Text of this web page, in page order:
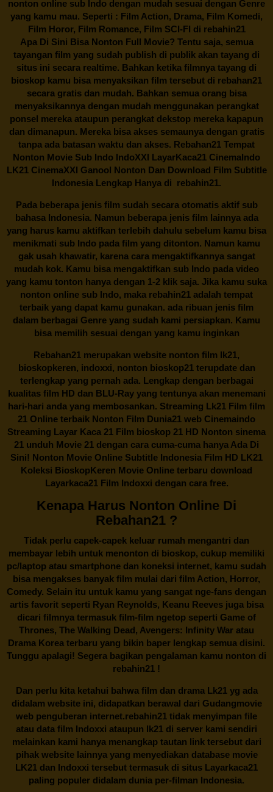
nonton online sub Indo dengan mudah sesuai dengan Genre
yang kamu mau. Seperti : Film Action, Drama, Film Komedi,
Film Horor, Film Romance, Film SCI-FI di rebahin21
Apa Di Sini Bisa Nonton Full Movie? Tentu saja, semua
tayangan film yang sudah publish di publik akan tayang di
situs ini secara realtime. Bahkan ketika filmnya tayang di
bioskop kamu bisa menyaksikan film tersebut di rebahan21
secara gratis dan mudah. Bahkan semua orang bisa
menyaksikannya dengan mudah menggunakan perangkat
ponsel mereka ataupun perangkat dekstop mereka kapapun
dan dimanapun. Mereka bisa akses semaunya dengan gratis
tanpa ada batasan waktu dan akses. Rebahan21 Tempat
Nonton Movie Sub Indo IndoXXI LayarKaca21 CinemaIndo
LK21 CinemaXXI Ganool Nonton Dan Download Film Subtitle
Indonesia Lengkap Hanya di rebahin21.
Pada beberapa jenis film sudah secara otomatis aktif sub
bahasa Indonesia. Namun beberapa jenis film lainnya ada
yang harus kamu aktifkan terlebih dahulu sebelum kamu bisa
menikmati sub Indo pada film yang ditonton. Namun kamu
gak usah khawatir, karena cara mengaktifkannya sangat
mudah kok. Kamu bisa mengaktifkan sub Indo pada video
yang kamu tonton hanya dengan 1-2 klik saja. Jika kamu suka
nonton online sub Indo, maka rebahin21 adalah tempat
terbaik yang dapat kamu gunakan. ada ribuan jenis film
dalam berbagai Genre yang sudah kami persiapkan. Kamu
bisa memilih sesuai dengan yang kamu inginkan
Rebahan21 merupakan website nonton film lk21,
bioskopkeren, indoxxi, nonton bioskop21 terupdate dan
terlengkap yang pernah ada. Lengkap dengan berbagai
kualitas film HD dan BLU-Ray yang tentunya akan menemani
hari-hari anda yang membosankan. Streaming Lk21 Film film
21 Online terbaik Nonton Film Dunia21 web Cinemaindo
Streaming Layar Kaca 21 Film bioskop 21 HD Nonton sinema
21 unduh Movie 21 dengan cara cuma-cuma hanya Ada Di
Sini! Nonton Movie Online Subtitle Indonesia Film HD LK21
Koleksi BioskopKeren Movie Online terbaru download
Layarkaca21 Film Indoxxi dengan cara free.
Kenapa Harus Nonton Online Di
Rebahan21 ?
Tidak perlu capek-capek keluar rumah mengantri dan
membayar lebih untuk menonton di bioskop, cukup memiliki
pc/laptop atau smartphone dan koneksi internet, kamu sudah
bisa mengakses banyak film mulai dari film Action, Horror,
Comedy. Selain itu untuk kamu yang sangat nge-fans dengan
artis favorit seperti Ryan Reynolds, Keanu Reeves juga bisa
dicari filmnya termasuk film-film ngetop seperti Game of
Thrones, The Walking Dead, Avengers: Infinity War atau
Drama Korea terbaru yang bikin baper lengkap semua disini.
Tunggu apalagi! Segera bagikan pengalaman kamu nonton di
rebahin21 !
Dan perlu kita ketahui bahwa film dan dramaLk21yg ada
didalam website ini, didapatkan berawal dari Gudangmovie
web penguberan internet.rebahin21 tidak menyimpan file
atau data film Indoxxi ataupun lk21 di server kami sendiri
melainkan kami hanya menangkap tautan link tersebut dari
pihak website lainnya yang menyediakan database movie
LK21 dan Indoxxi tersebut termasuk di situs Layarkaca21
paling populer didalam dunia per-filman Indonesia.